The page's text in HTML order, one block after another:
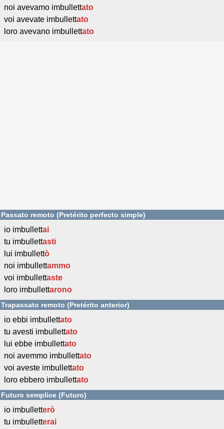
noi avevamo imbullettato
voi avevate imbullettato
loro avevano imbullettato
Passato remoto (Pretérito perfecto simple)
io imbullettai
tu imbullettasti
lui imbullettò
noi imbullettammo
voi imbullettaste
loro imbullettarono
Trapassato remoto (Pretérito anterior)
io ebbi imbullettato
tu avesti imbullettato
lui ebbe imbullettato
noi avemmo imbullettato
voi aveste imbullettato
loro ebbero imbullettato
Futuro semplice (Futuro)
io imbulletterò
tu imbulletterai